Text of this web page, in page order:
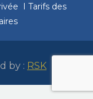
I Tarifs des
by : RSK